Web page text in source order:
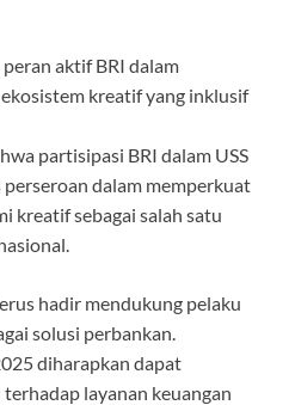
aktif BRI dalam
kreatif yang inklusif
partisipasi BRI dalam USS
dalam memperkuat
kreatif sebagai salah satu
hadir mendukung pelaku
solusi perbankan.
diharapkan dapat
layanan keuangan